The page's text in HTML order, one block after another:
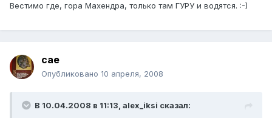
Вестимо где, гора Махендра, только там ГУРУ и водятся. :-)
cae
Опубликовано 10 апреля, 2008
В 10.04.2008 в 11:13, alex_iksi сказал: